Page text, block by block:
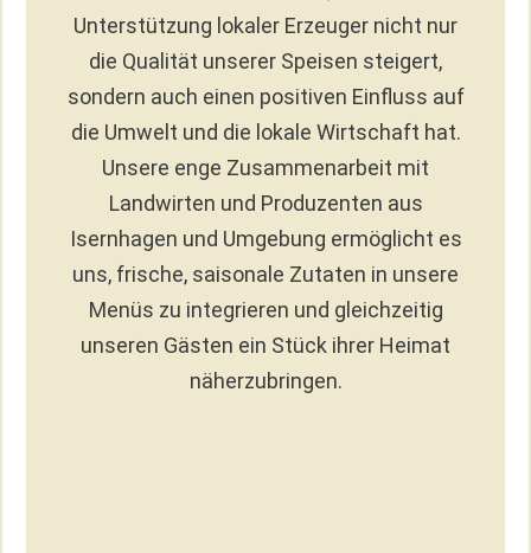
Unterstützung lokaler Erzeuger nicht nur
die Qualität unserer Speisen steigert,
sondern auch einen positiven Einfluss auf
die Umwelt und die lokale Wirtschaft hat.
Unsere enge Zusammenarbeit mit
Landwirten und Produzenten aus
Isernhagen und Umgebung ermöglicht es
uns, frische, saisonale Zutaten in unsere
Menüs zu integrieren und gleichzeitig
unseren Gästen ein Stück ihrer Heimat
näherzubringen.